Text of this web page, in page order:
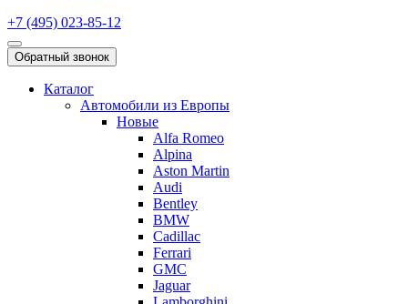
+7 (495) 023-85-12
Обратный звонок
Каталог
Автомобили из Европы
Новые
Alfa Romeo
Alpina
Aston Martin
Audi
Bentley
BMW
Cadillac
Ferrari
GMC
Jaguar